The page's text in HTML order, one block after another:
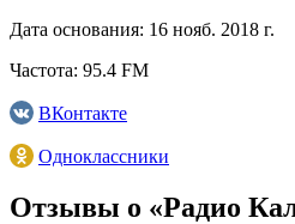
Дата основания: 16 нояб. 2018 г.
Частота: 95.4 FM
ВКонтакте
Одноклассники
Отзывы о «Радио